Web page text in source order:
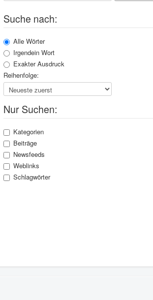
Suche nach:
Alle Wörter
Irgendein Wort
Exakter Ausdruck
Reihenfolge:
Nur Suchen:
Kategorien
Beiträge
Newsfeeds
Weblinks
Schlagwörter